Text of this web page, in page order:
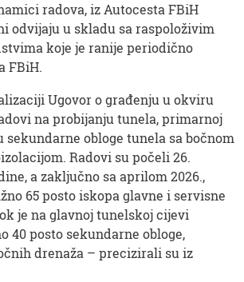
radova, iz Autocesta FBiH
odvijaju u skladu sa raspoloživim
koje je ranije periodično
FBiH.
Ugovor o građenju u okviru
na probijanju tunela, primarnoj
obloge tunela sa bočnom
Radovi su počeli 26.
a zaključno sa aprilom 2026.,
65 posto iskopa glavne i servisne
je na glavnoj tunelskoj cijevi
40 posto sekundarne obloge,
drenaža – precizirali su iz